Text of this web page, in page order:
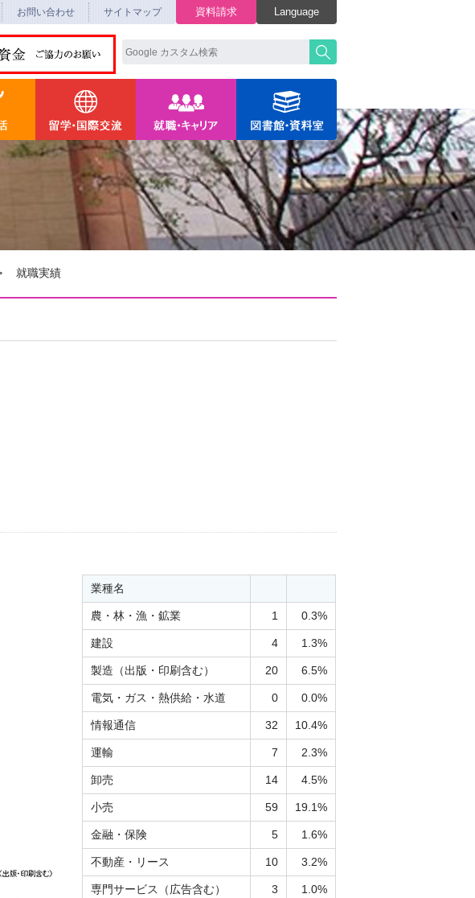
資料請求 Language
お問い合わせ サイトマップ
就職実績
業種名
農・林・漁・鉱業 1 0.3%
建設 4 1.3%
製造（出版・印刷含む） 20 6.5%
電気・ガス・熱供給・水道 0 0.0%
情報通信 32 10.4%
運輸 7 2.3%
卸売 14 4.5%
小売 59 19.1%
金融・保険 5 1.6%
不動産・リース 10 3.2%
専門サービス（広告含む） 3 1.0%